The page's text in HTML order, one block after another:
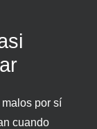
por sí
cuando